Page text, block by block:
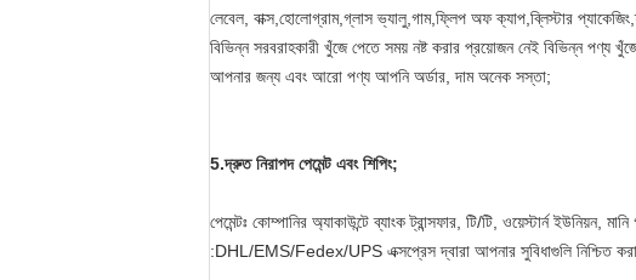
লেবেল, বাক্স,হোলোগ্রাম,গ্লাস ভ্যালু,গাম,ফ্লিপ অফ ক্যাপ,ব্লিস্টার
বিভিন্ন সরবরাহকারী খুঁজে পেতে সময় নষ্ট করার প্রয়োজন নেই বিভিন্ন পণ্য
আপনার জন্য এবং আরো পণ্য আপনি অর্ডার, দাম অনেক সস্তা;
5.দ্রুত নিরাপদ পেমেন্ট এবং শিপিং;
পেমেন্টঃ কোম্পানির অ্যাকাউন্টে ব্যাংক ট্রান্সফার, টি/টি, ওয়েস্টার্ন ইউনিয়ন,
:DHL/EMS/Fedex/UPS এক্সপ্রেস দ্বারা আপনার সুবিধাগুলি নিশ্চিত